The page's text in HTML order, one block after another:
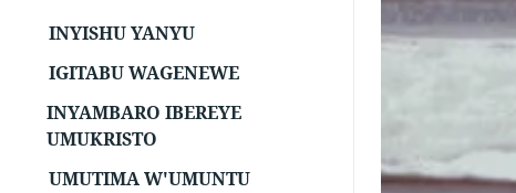
INYISHU YANYU
IGITABU WAGENEWE
INYAMBARO IBEREYE
UMUKRISTO
UMUTIMA W'UMUNTU